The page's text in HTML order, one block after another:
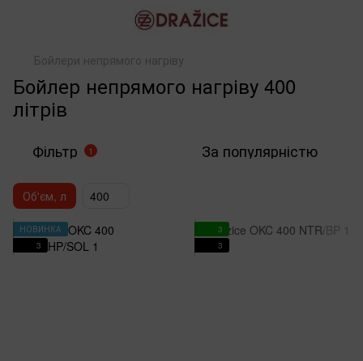
Бойлери непрямого нагріву
Бойлер непрямого нагріву 400
літрів
Фільтр 1 За популярністю
Об'єм, л 400
НОВИНКА
3
3
3